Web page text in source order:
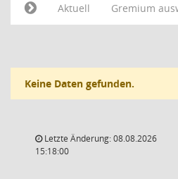
Aktuell
Gremium
Keine Daten gefunden.
Letzte Änderung: 08.08.2026
15:18:00